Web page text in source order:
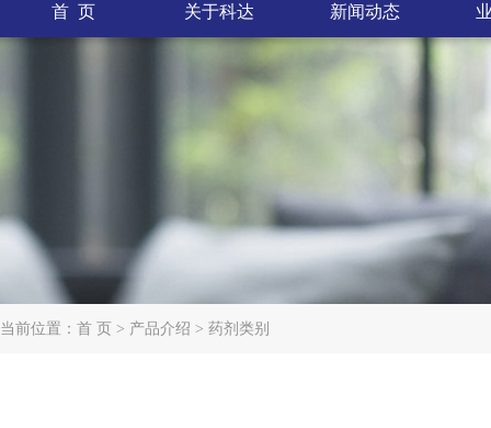
首 页 关于科达 新闻动态
当前位置：首 页 > 产品介绍 > 药剂类别